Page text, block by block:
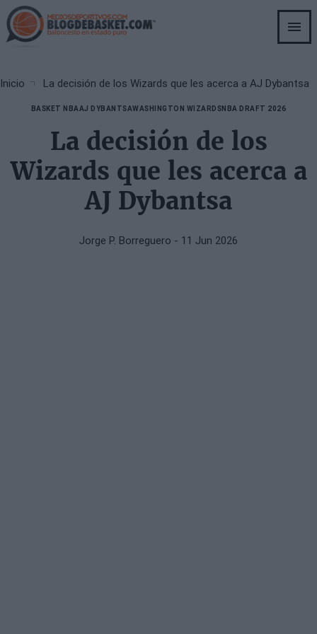
Skip
to
main
Breadcrumb
Inicio La decisión de los Wizards que les acerca a AJ Dybantsa
BASKET NBAAJ DYBANTSAWASHINGTON WIZARDSNBA DRAFT 2026
La decisión de los
Wizards que les acerca a
AJ Dybantsa
Jorge P. Borreguero - 11 Jun 2026